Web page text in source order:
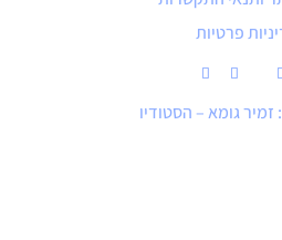
פרטיות
זמיר גומא – הסטודיו